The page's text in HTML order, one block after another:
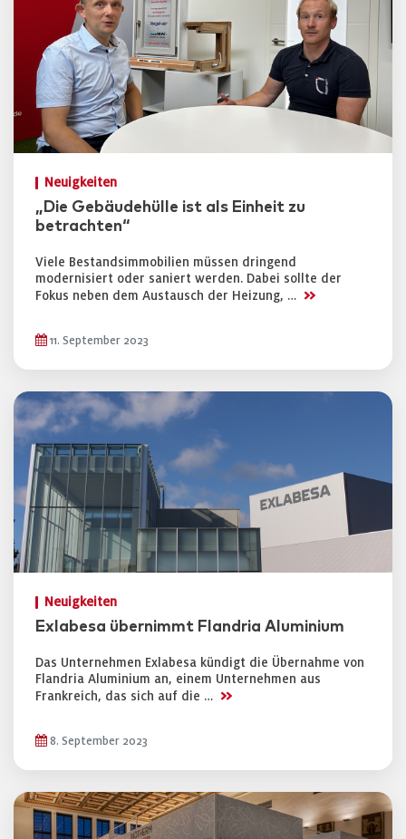
Neuigkeiten
„Die Gebäudehülle ist als Einheit zu
betrachten“
Viele Bestandsimmobilien müssen dringend
modernisiert oder saniert werden. Dabei sollte der
Fokus neben dem Austausch der Heizung, … >>
11. September 2023
Neuigkeiten
Exlabesa übernimmt Flandria Aluminium
Das Unternehmen Exlabesa kündigt die Übernahme von
Flandria Aluminium an, einem Unternehmen aus
Frankreich, das sich auf die … >>
8. September 2023